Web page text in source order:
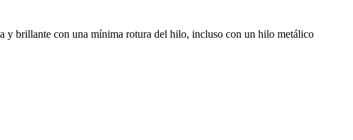
y brillante con una mínima rotura del hilo, incluso con un hilo metálico